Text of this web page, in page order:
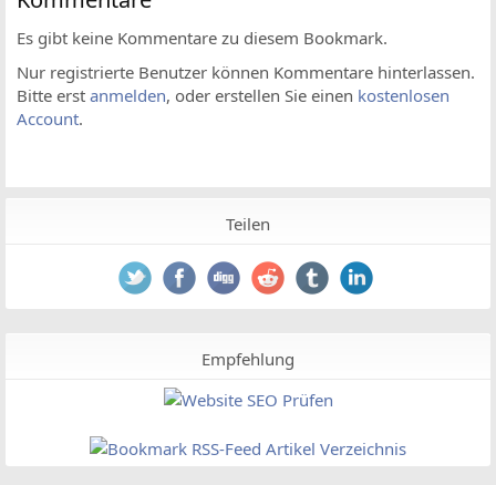
Es gibt keine Kommentare zu diesem Bookmark.
Nur registrierte Benutzer können Kommentare hinterlassen.
Bitte erst anmelden, oder erstellen Sie einen kostenlosen
Account.
Teilen
Empfehlung